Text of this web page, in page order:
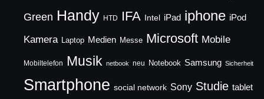
Green Handy HTD IFA Intel iPad iphone iPod
Kamera Laptop Medien Messe Microsoft Mobile
Mobiltelefon Musik netbook neu Notebook Samsung Sicherheit
Smartphone social network Sony Studie tablet